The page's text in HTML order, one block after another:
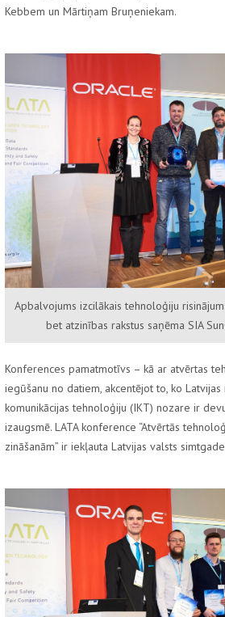
Kebbem un Mārtiņam Bruņeniekam.
Apbalvojums izcilākais tehnoloģiju
bet atzinības rakstus saņēma SIA
Konferences pamatmotīvs – kā ar atvērtas
iegūšanu no datiem, akcentējot to, ko Latvijas
komunikācijas tehnoloģiju (IKT) nozare ir
izaugsmē. LATA konference “Atvērtās
zināšanām” ir iekļauta Latvijas valsts